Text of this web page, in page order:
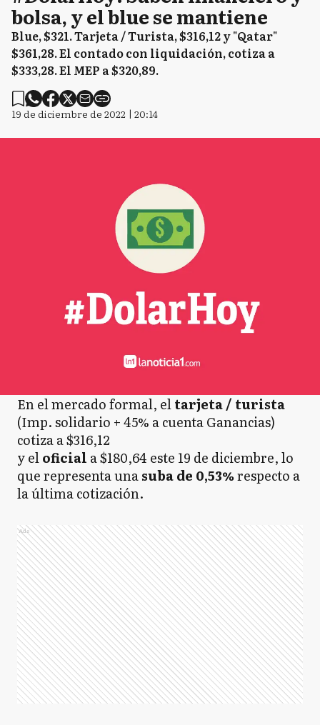
bolsa, y el blue se mantiene
Blue, $321. Tarjeta / Turista, $316,12 y "Qatar"
$361,28. El contado con liquidación, cotiza a
$333,28. El MEP a $320,89.
19 de diciembre de 2022 | 20:14
En el mercado formal, eltarjeta / turista
(Imp. solidario + 45% a cuenta Ganancias)
cotiza a $316,12
y eloficial a $180,64 este 19 de diciembre, lo
que representa unasuba de 0,53%respecto a
la última cotización.
Ads